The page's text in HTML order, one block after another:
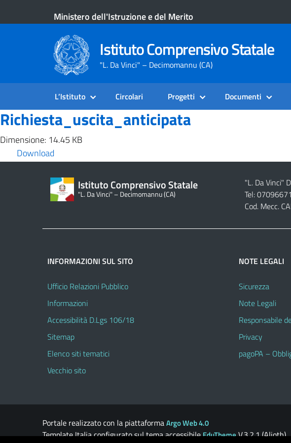
Ministero dell'Istruzione e del Merito
Istituto Comprensivo Statale
"L. Da Vinci" – Decimomannu (CA)
L’Istituto Circolari Progetti Documenti
Richiesta_uscita_anticipata
Dimensione: 14.45 KB
Download
Istituto Comprensivo Statale
"L. Da Vinci" – Decimomannu (CA)
"L. Da Vinci"
Tel:
Cod. Mecc.
INFORMAZIONI SUL SITO
Ufficio Relazioni Pubblico
Informazioni
Accessibilità D.Lgs 106/18
Sitemap
Elenco siti tematici
Vecchio sito
NOTE LEGALI
Sicurezza
Note Legali
Responsabile
Privacy
pagoPA –
Portale realizzato con la piattaformaArgo Web 4.0
Template Italia configurato sul tema accessibileEduThemeV.3.2.1 (Alioth)